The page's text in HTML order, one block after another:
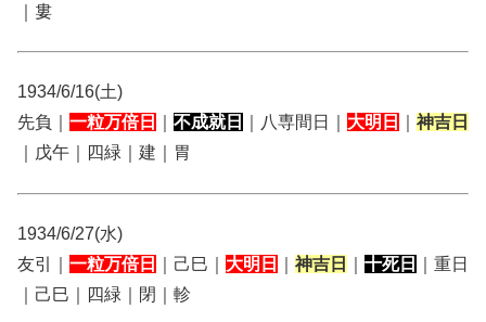
｜婁
1934/6/16(土)
先負｜ 一粒万倍日 不成就日 ｜八専間日｜ 大明日
神吉日
｜戊午｜四緑｜建｜胃
1934/6/27(水)
友引｜ 一粒万倍日 ｜己巳｜ 大明日 神吉日 十死日
｜重日
｜己巳｜四緑｜閉｜軫